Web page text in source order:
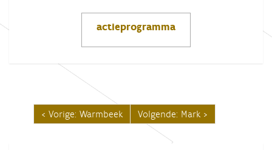
actieprogramma
Vorige: Warmbeek Volgende: Mark